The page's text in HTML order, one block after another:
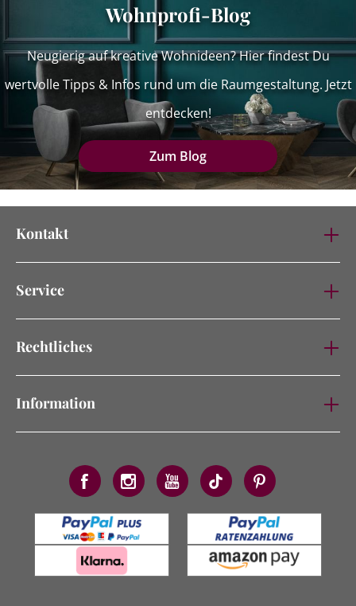
Wohnprofi-Blog
Neugierig auf kreative Wohnideen? Hier findest Du
wertvolle Tipps & Infos rund um die Raumgestaltung. Jetzt
entdecken!
Zum Blog
Kontakt
Service
Rechtliches
Information